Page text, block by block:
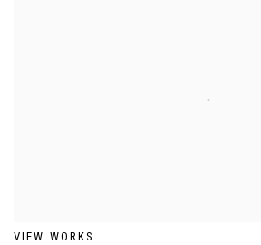
VIEW WORKS